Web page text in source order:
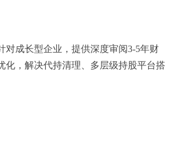
成长型企业，提供深度审阅3-5年财
化，解决代持清理、多层级持股平台搭